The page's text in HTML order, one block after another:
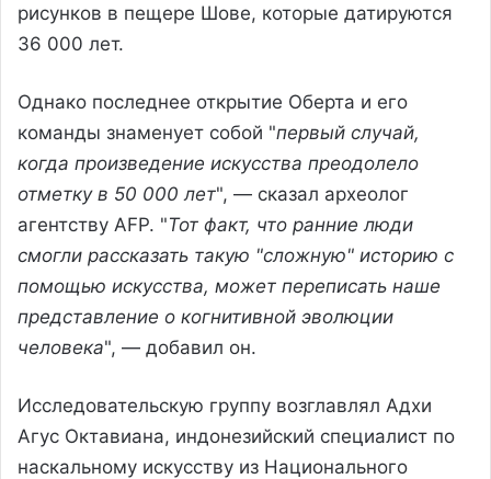
рисунков в пещере Шове, которые датируются
36 000 лет.
Однако последнее открытие Оберта и его
команды знаменует собой "первый случай,
когда произведение искусства преодолело
отметку в 50 000 лет", — сказал археолог
агентству AFP. "Тот факт, что ранние люди
смогли рассказать такую "сложную" историю с
помощью искусства, может переписать наше
представление о когнитивной эволюции
человека", — добавил он.
Исследовательскую группу возглавлял Адхи
Агус Октавиана, индонезийский специалист по
наскальному искусству из Национального